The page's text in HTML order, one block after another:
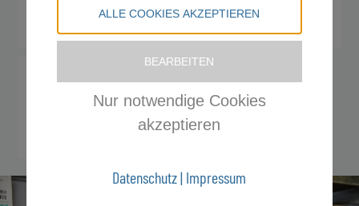
ALLE COOKIES AKZEPTIEREN
BEARBEITEN
Nur notwendige Cookies
akzeptieren
Datenschutz| Impressum